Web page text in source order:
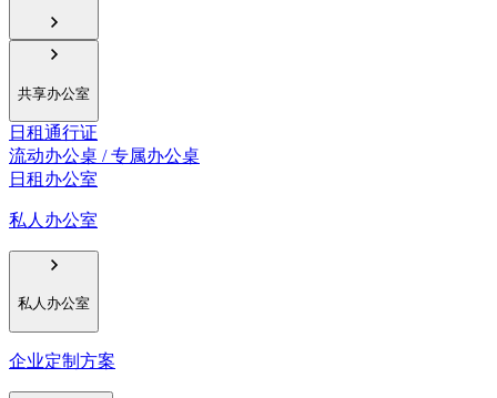
共享办公室
日租通行证
流动办公桌 / 专属办公桌
日租办公室
私人办公室
私人办公室
企业定制方案